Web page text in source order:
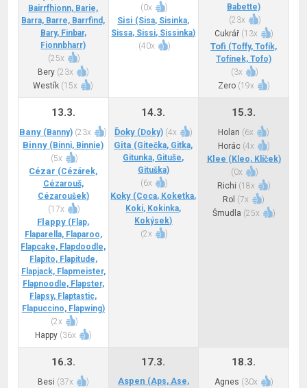
Bairrfhionn, Barie,
Barra, Barre, Barrfind,
Bary, Finbar,
Fionnbharr)
(25x
)
Bery (23x
)
Westík (15x )
(0x )
Sisi (Sisa, Sisinka,
Sissa, Sissi, Sissinka)
(40x )
Babette)
(23x
)
Cukrář (13x )
Tofi (Toffy, Tofík,
Tofínek, Tofo)
(3x
)
Zero (19x )
13.3.
Bany (Banny) (23x )
Binny (Binni, Binnie)
(5x )
Cézar (Cézárek,
Cézarouš,
Cézaroušek)
(17x )
Flappy (Flap,
Flaparella, Flaparoo,
Flapcake, Flapdoodle,
Flapito, Flapitude,
Flapjack, Flapmeister,
Flapnoodle, Flapster,
Flapsy, Flaptastic,
Flapuccino, Flapwing)
(2x
)
Happy (36x )
14.3.
Ďoky(Doky) (4x )
Gita (Gitečka, Gitka,
Gitunka, Gituše,
Gituška)
(6x )
Koky (Coca, Koketka,
Koki, Kokinka,
Kokýsek)
(2x )
15.3.
Holan (6x
)
Horác (4x )
Klee (Kleo, Klíček)
(0x
)
Richi (18x
)
Rol (7x
)
Šmudla (25x )
16.3.
Besi (37x
)
17.3.
Aspen (Aps, Ase,
18.3.
Agnes (30x )